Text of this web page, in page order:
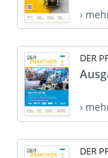
›
DER
›
DER